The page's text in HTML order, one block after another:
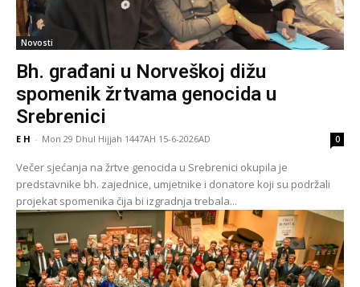
Novosti
Bh. građani u Norveškoj dižu
spomenik žrtvama genocida u
Srebrenici
E H - Mon 29 Dhul Hijjah 1447AH 15-6-2026AD 0
Večer sjećanja na žrtve genocida u Srebrenici okupila je
predstavnike bh. zajednice, umjetnike i donatore koji su podržali
projekat spomenika čija bi izgradnja trebala...